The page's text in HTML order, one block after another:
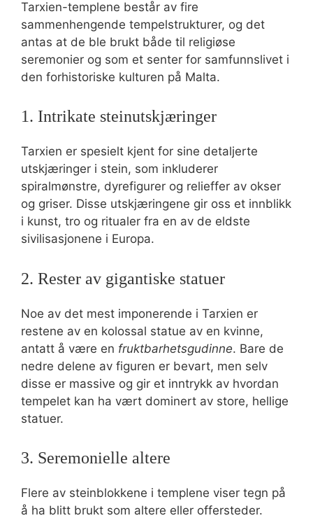
Tarxien-templene består av fire
sammenhengende tempelstrukturer, og det
antas at de ble brukt både til religiøse
seremonier og som et senter for samfunnslivet i
den forhistoriske kulturen på Malta.
1. Intrikate steinutskjæringer
Tarxien er spesielt kjent for sine detaljerte
utskjæringer i stein, som inkluderer
spiralmønstre, dyrefigurer og relieffer av okser
og griser. Disse utskjæringene gir oss et innblikk
i kunst, tro og ritualer fra en av de eldste
sivilisasjonene i Europa.
2. Rester av gigantiske statuer
Noe av det mest imponerende i Tarxien er
restene av en kolossal statue av en kvinne,
antatt å være en fruktbarhetsgudinne. Bare de
nedre delene av figuren er bevart, men selv
disse er massive og gir et inntrykk av hvordan
tempelet kan ha vært dominert av store, hellige
statuer.
3. Seremonielle altere
Flere av steinblokkene i templene viser tegn på
å ha blitt brukt som altere eller offersteder.